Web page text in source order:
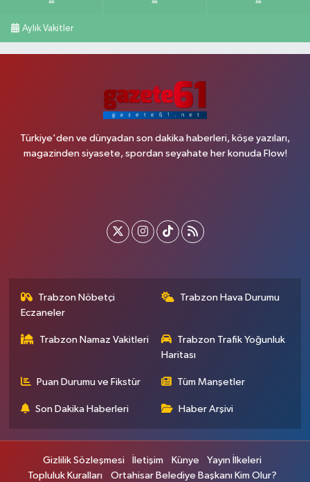
Aylık Vakitler
Türkiye'den ve dünyadan son dakika haberleri, köşe yazıları,
magazinden siyasete, spordan seyahate her konuda Flow!
Trabzon Nöbetçi
Eczaneler
Trabzon Hava Durumu
Trabzon Namaz Vakitleri
Trabzon Trafik Yoğunluk
Haritası
Puan Durumu ve Fikstür Tüm Manşetler
Son Dakika Haberleri Haber Arşivi
Gizlilik Sözleşmesi İletişim Künye
Yayın İlkeleri
Topluluk Kuralları
Ortahisar Belediye Başkanı Kim Olur?